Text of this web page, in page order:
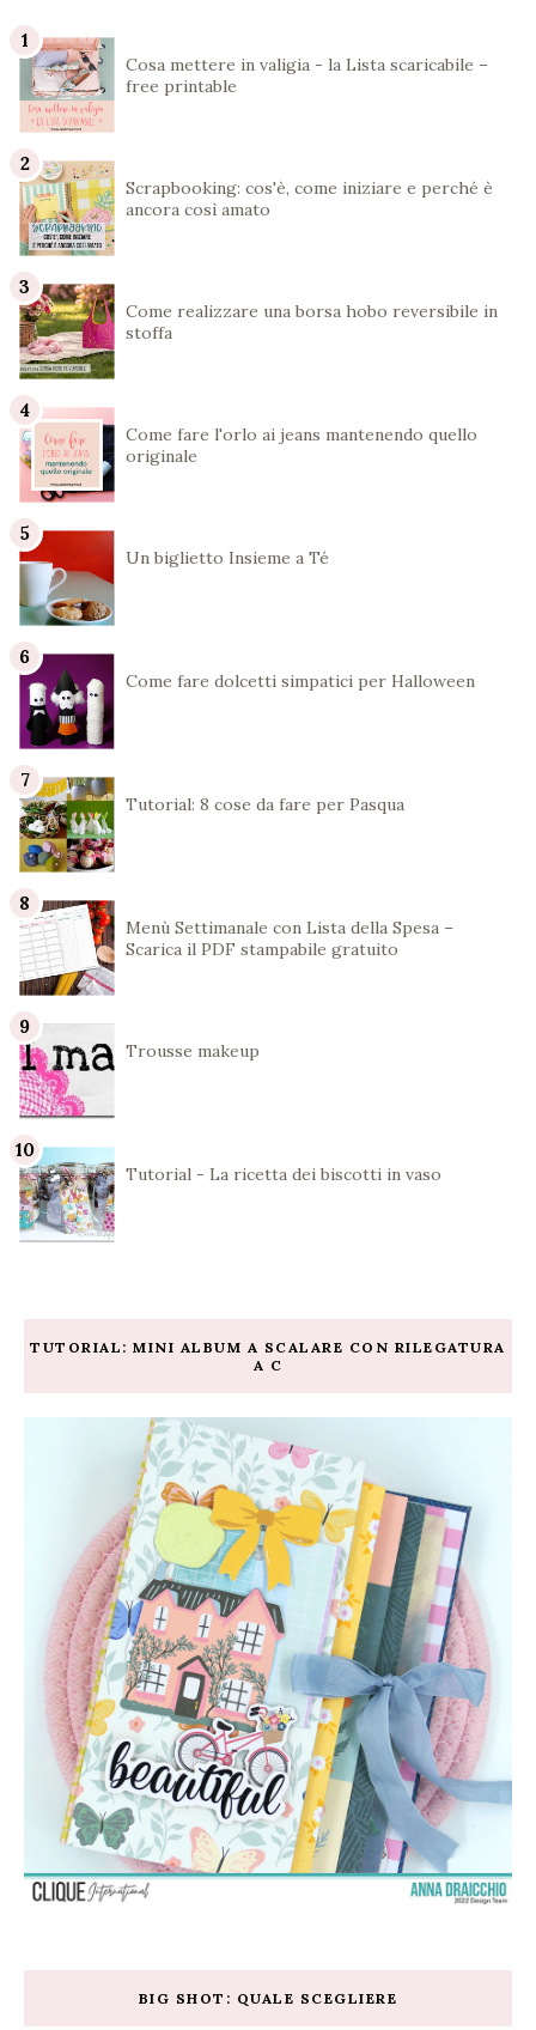
Cosa mettere in valigia - la Lista scaricabile –
free printable
Scrapbooking: cos'è, come iniziare e perché è
ancora così amato
Come realizzare una borsa hobo reversibile in
stoffa
Come fare l'orlo ai jeans mantenendo quello
originale
Un biglietto Insieme a Té
Come fare dolcetti simpatici per Halloween
Tutorial: 8 cose da fare per Pasqua
Menù Settimanale con Lista della Spesa –
Scarica il PDF stampabile gratuito
Trousse makeup
Tutorial - La ricetta dei biscotti in vaso
TUTORIAL: MINI ALBUM A SCALARE CON RILEGATURA
A C
BIG SHOT: QUALE SCEGLIERE